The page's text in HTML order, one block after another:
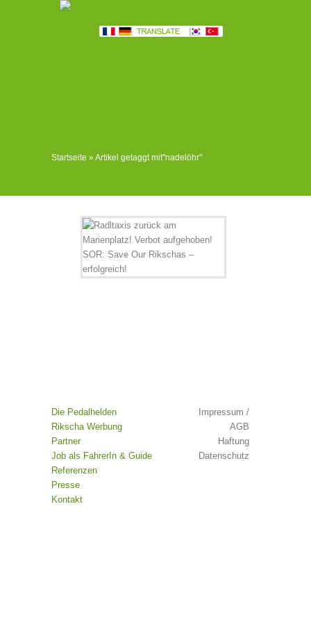
Startseite »Artikel getaggt mit"nadelöhr"
Die Pedalhelden
Rikscha Werbung
Partner
Job als FahrerIn & Guide
Referenzen
Presse
Kontakt
Impressum /
AGB
Haftung
Datenschutz